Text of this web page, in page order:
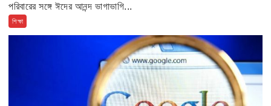
পরিবারের সঙ্গে ঈদের আনন্দ ভাগাভাগি...
শিক্ষা